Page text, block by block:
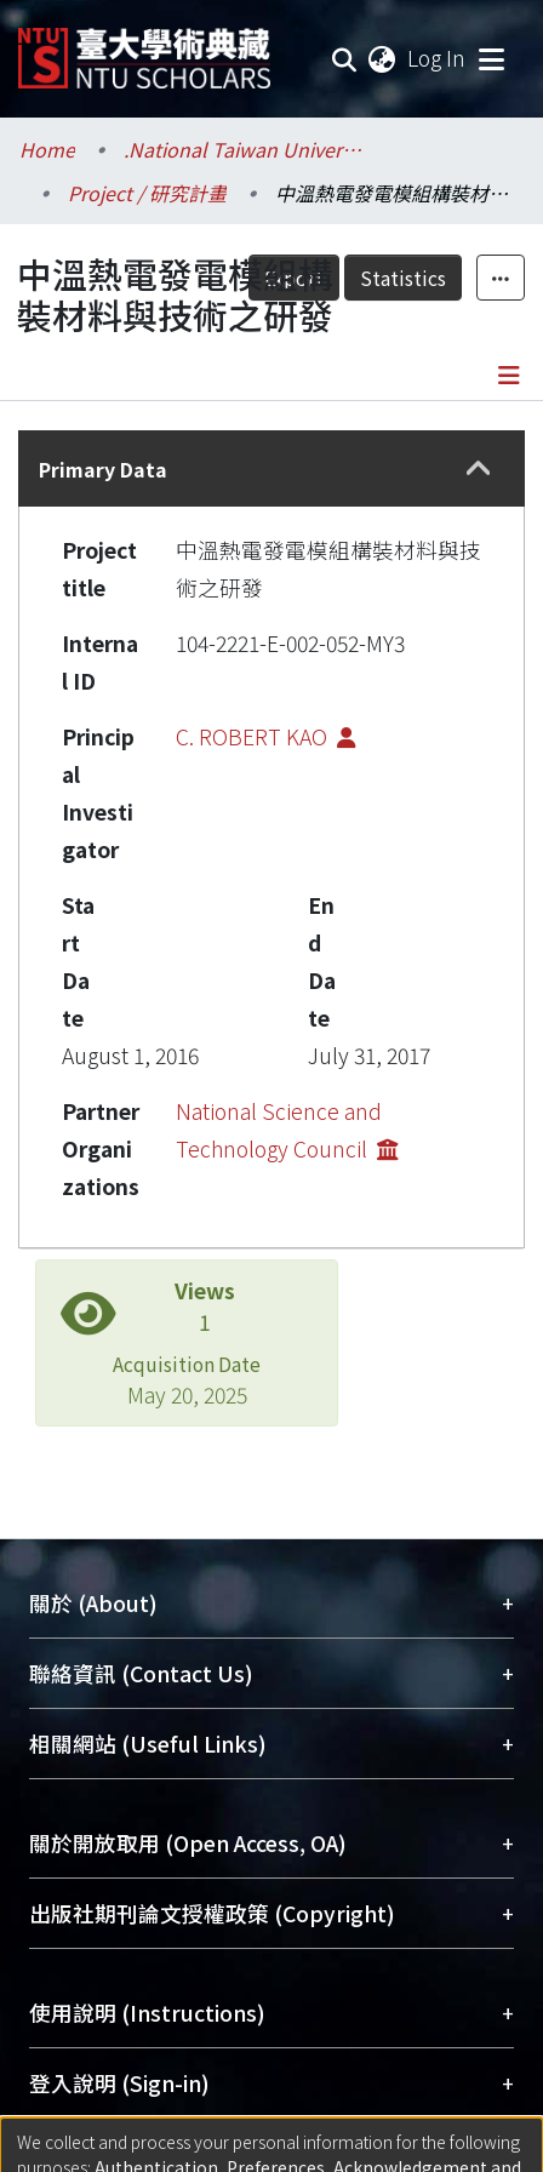
Log In
Communities & Collections
Research Outputs
Fundings & Projects
Researchers
Statistics
Home
.National Taiwan University / 國立臺灣大學
Project / 研究計畫
中溫熱電發電模組構裝材料與技術之研發
Export Statistics
中溫熱電發電模組構
裝材料與技術之研發
Details
Primary Data
Project
title
中溫熱電發電模組構裝材料與技
術之研發
Interna
l ID
104-2221-E-002-052-MY3
Princip
al
Investi
gator
C. ROBERT KAO
Sta
rt
Da
te
August 1, 2016
En
d
Da
te
July 31, 2017
Partner
Organi
zations
National Science and
Technology Council
Views
1
Acquisition Date
May 20, 2025
關於 (About) +
臺大位居世界頂尖大學之列，為永久珍藏及向國際
展現本校豐碩的研究成果及學術能量，圖書館整合
機構典藏（NTUR）與學術庫（AH）不同功能平
台，成為臺大學術典藏NTU scholars。期能整合研
成果。
To permanently archive and promote researcher
profiles and scholarly works, Library integrates the
services of “NTU Repository” with “Academic
聯絡資訊 (Contact Us) +
總館學科館員(Main Library)
醫學圖書館學科館員(Medical Library)
Sciences Library)
相關網站 (Useful Links) +
關於開放取用 (Open Access, OA) +
開放取用是從使用者角度提升資訊取用性的社會運
動，應用在學術研究上是透過將研究著作公開供使
用逐年攀升。同時可加速研究發展、提升研究影響
Archive）平台。 （點選深入了解OA）
出版社期刊論文授權政策 (Copyright) +
含部分內容的版權非匯入者所有，或由第三方贊
助與合作完成，請確認該版權所有者及第三方同
意提供此授權。
Please represent that the submission is your
original work, and that you have the right to
使用說明 (Instructions) +
網站簡介(Quickstart Guide)
使用手冊(Instruction Manual)
線上預約服務(Booking Service)
登入說明 (Sign-in) +
方案一：臺灣大學計算機中心帳號登入
匯入著作 (Submission) +
We collect and process your personal information for the following
purposes: Authentication, Preferences, Acknowledgement and